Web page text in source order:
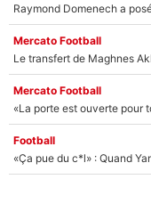
Mercato Football
Mercato Football
Football